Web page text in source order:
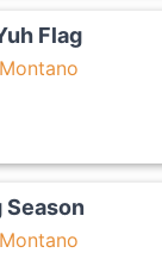
Flag
Season